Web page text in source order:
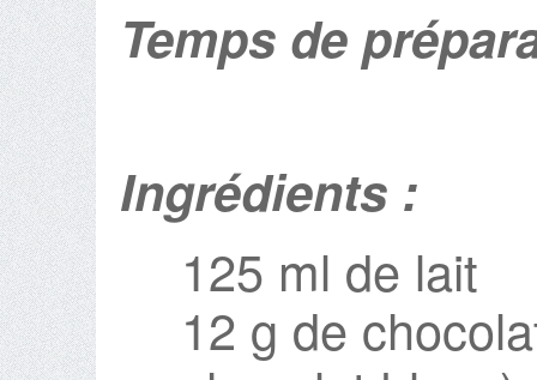
Temps de
Ingrédients :
125 ml de lait
12 g de